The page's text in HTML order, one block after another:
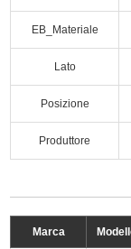
EB_Materiale
Lato
Posizione
Produttore
Marca